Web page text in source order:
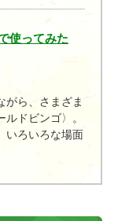
使ってみた
がら、さまざま
ドビンゴ〉。
いろいろな場面